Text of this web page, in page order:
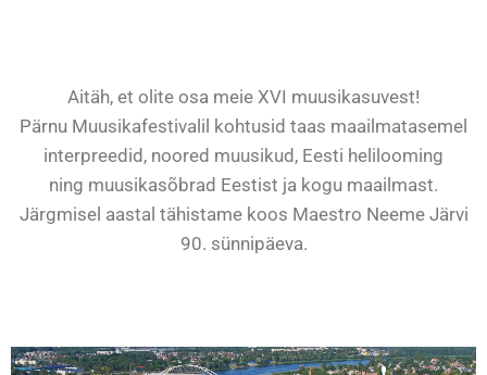
Aitäh, et olite osa meie XVI muusikasuvest!
Pärnu Muusikafestivalil kohtusid taas maailmatasemel
interpreedid, noored muusikud, Eesti helilooming
ning muusikasõbrad Eestist ja kogu maailmast.
Järgmisel aastal tähistame koos Maestro Neeme Järvi
90. sünnipäeva.